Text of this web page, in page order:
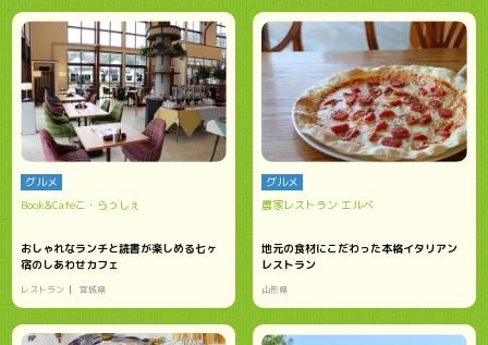
グルメ
Book&Cafeこ・らっしぇ
おしゃれなランチと読書が楽しめる七ヶ
宿のしあわせカフェ
レストラン 宮城県
グルメ
農家レストラン エルベ
地元の食材にこだわった本格イタリアン
レストラン
山形県